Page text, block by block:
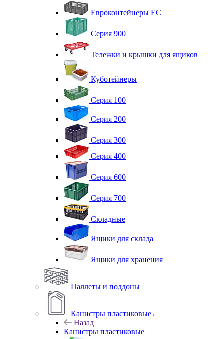
Евроконтейнеры ЕС
Серия 900
Тележки и крышки для ящиков
Куботейнеры
Серия 100
Серия 200
Серия 300
Серия 400
Серия 600
Серия 700
Складные
Ящики для склада
Ящики для хранения
Паллеты и поддоны
Канистры пластиковые
Назад
Канистры пластиковые